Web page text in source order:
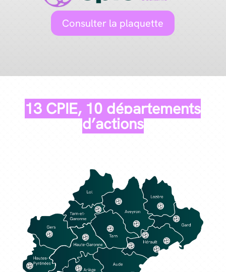
Consulter la plaquette
13 CPIE, 10 départements
d’actions